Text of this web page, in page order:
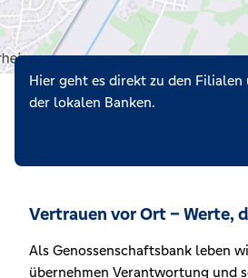
Hier geht es direkt zu den
der lokalen Banken.
Vertrauen vor Ort – Werte,
Als Genossenschaftsbank leben
übernehmen Verantwortung und